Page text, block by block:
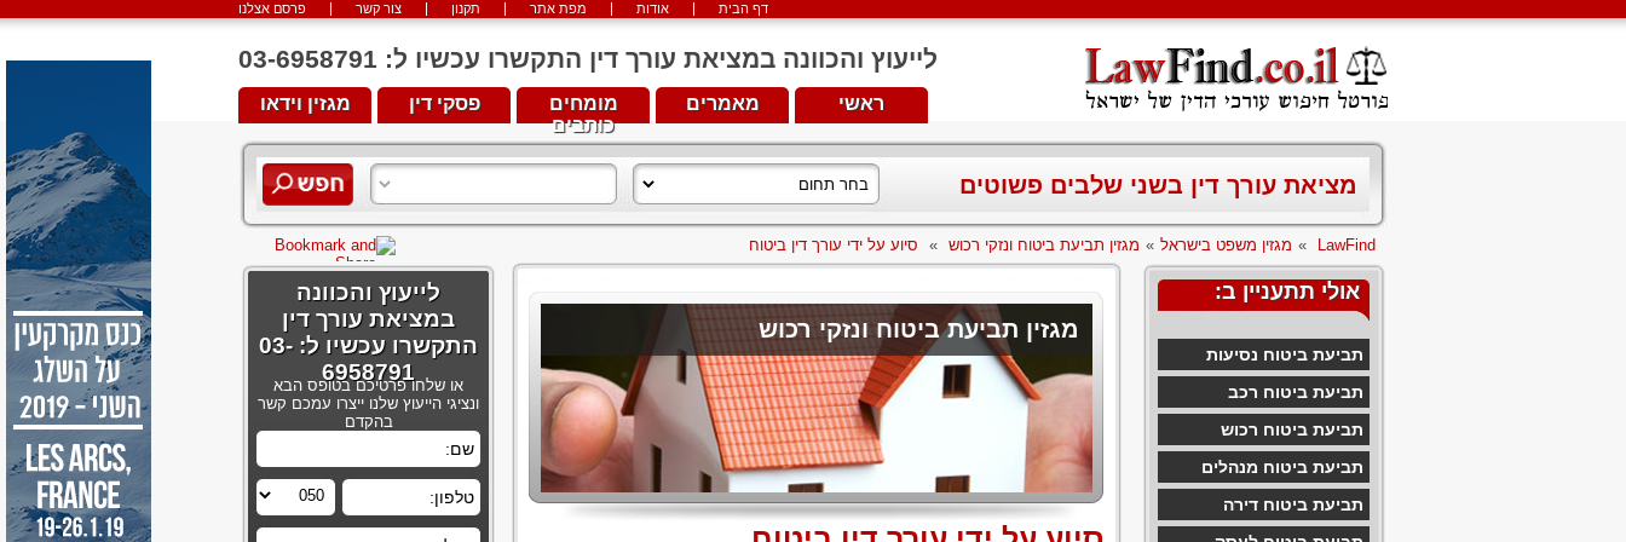
פרסם אצלנו צור קשר תקנון מפת אתר אודות דף הבית
לייעוץ והכוונה במציאת עורך דין התקשרו עכשיו ל: 03-6958791
מגזין וידאו פסקי דין
מומחים
כותבים
מאמרים ראשי
מציאת עורך דין בשני שלבים פשוטים
LawFind
» מגזין משפט בישראל » מגזין תביעת ביטוח ונזקי רכוש » סיוע על ידי עורך דין ביטוח
אולי תתעניין ב:
תביעת ביטוח נסיעות
תביעת ביטוח רכב
תביעת ביטוח רכוש
תביעת ביטוח מנהלים
תביעת ביטוח דירה
מגזין תביעת ביטוח ונזקי רכוש
לייעוץ והכוונה
במציאת עורך דין
התקשרו עכשיו ל: 03-
6958791
או שלחו פרטיכם בטופס הבא
ונציגי הייעוץ שלנו ייצרו עמכם קשר
בהקדם